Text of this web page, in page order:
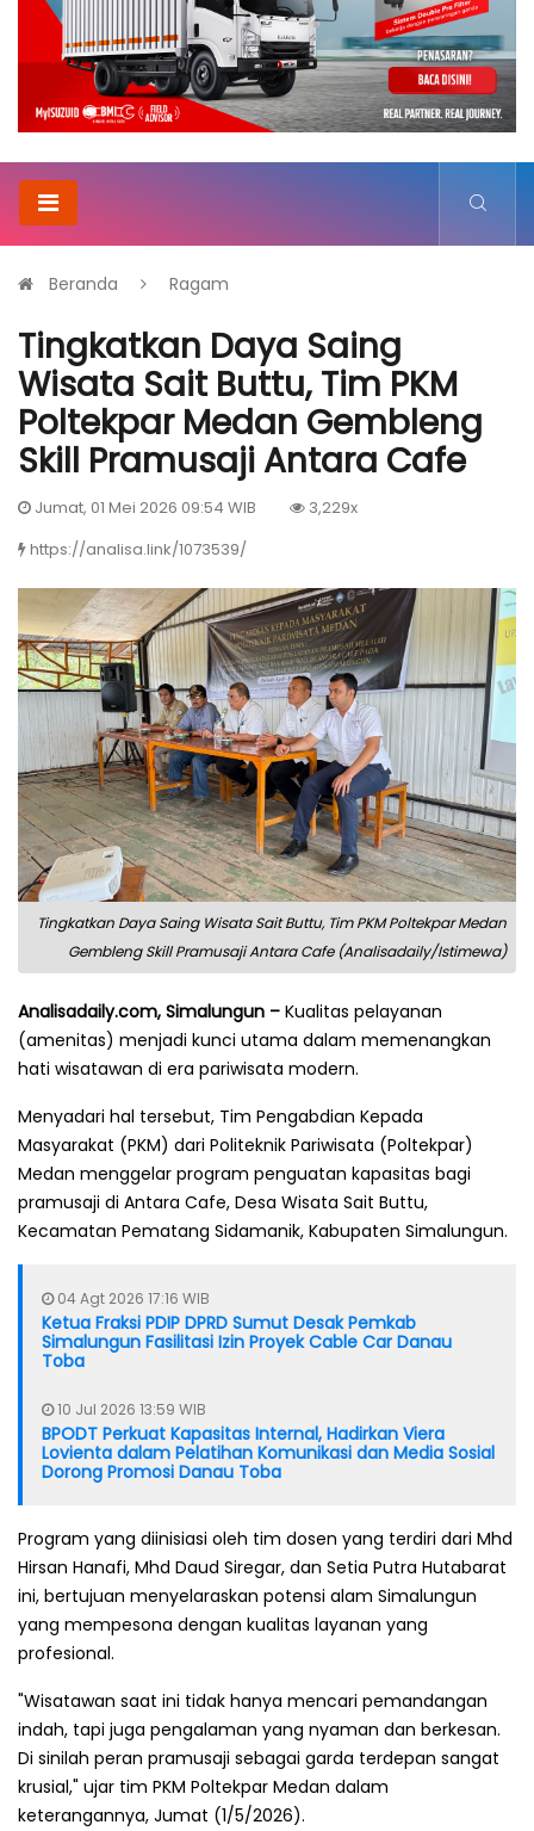
Beranda Ragam
Tingkatkan Daya Saing
Wisata Sait Buttu, Tim PKM
Poltekpar Medan Gembleng
Skill Pramusaji Antara Cafe
Jumat, 01 Mei 2026 09:54 WIB
3,229x
https://analisa.link/1073539/
Tingkatkan Daya Saing Wisata Sait Buttu, Tim PKM Poltekpar Medan
Gembleng Skill Pramusaji Antara Cafe (Analisadaily/Istimewa)
Analisadaily.com, Simalungun – Kualitas pelayanan
(amenitas) menjadi kunci utama dalam memenangkan
hati wisatawan di era pariwisata modern.
Menyadari hal tersebut, Tim Pengabdian Kepada
Masyarakat (PKM) dari Politeknik Pariwisata (Poltekpar)
Medan menggelar program penguatan kapasitas bagi
pramusaji di Antara Cafe, Desa Wisata Sait Buttu,
Kecamatan Pematang Sidamanik, Kabupaten Simalungun.
04 Agt 2026 17:16 WIB
Ketua Fraksi PDIP DPRD Sumut Desak Pemkab
Simalungun Fasilitasi Izin Proyek Cable Car Danau
Toba
10 Jul 2026 13:59 WIB
BPODT Perkuat Kapasitas Internal, Hadirkan Viera
Lovienta dalam Pelatihan Komunikasi dan Media Sosial
Dorong Promosi Danau Toba
Program yang diinisiasi oleh tim dosen yang terdiri dari Mhd
Hirsan Hanafi, Mhd Daud Siregar, dan Setia Putra Hutabarat
ini, bertujuan menyelaraskan potensi alam Simalungun
yang mempesona dengan kualitas layanan yang
profesional.
"Wisatawan saat ini tidak hanya mencari pemandangan
indah, tapi juga pengalaman yang nyaman dan berkesan.
Di sinilah peran pramusaji sebagai garda terdepan sangat
krusial," ujar tim PKM Poltekpar Medan dalam
keterangannya, Jumat (1/5/2026).